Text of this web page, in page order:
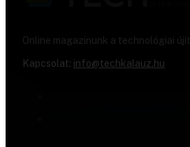
Online magazinunk a technológiai
Kapcsolat: info@techkalauz.hu